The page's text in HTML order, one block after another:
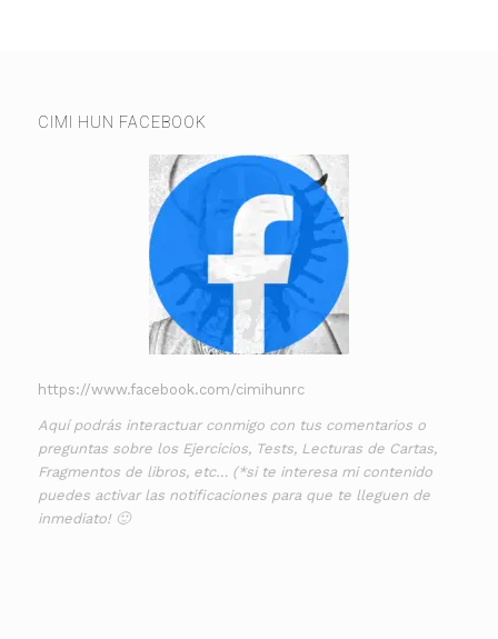
CIMI HUN FACEBOOK
https://www.facebook.com/cimihunrc
Aquí podrás interactuar conmigo con tus comentarios o
preguntas sobre los Ejercicios, Tests, Lecturas de Cartas,
Fragmentos de libros, etc… (*si te interesa mi contenido
puedes activar las notificaciones para que te lleguen de
inmediato! 🙂